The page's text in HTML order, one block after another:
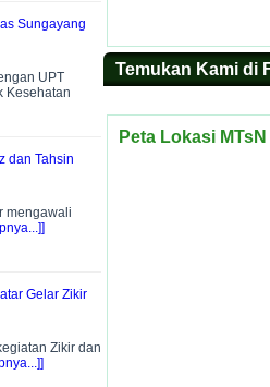
Sungayang
UPT
Kesehatan
dan Tahsin
mengawali
Gelar Zikir
Zikir dan
Temukan Kami di
Peta Lokasi